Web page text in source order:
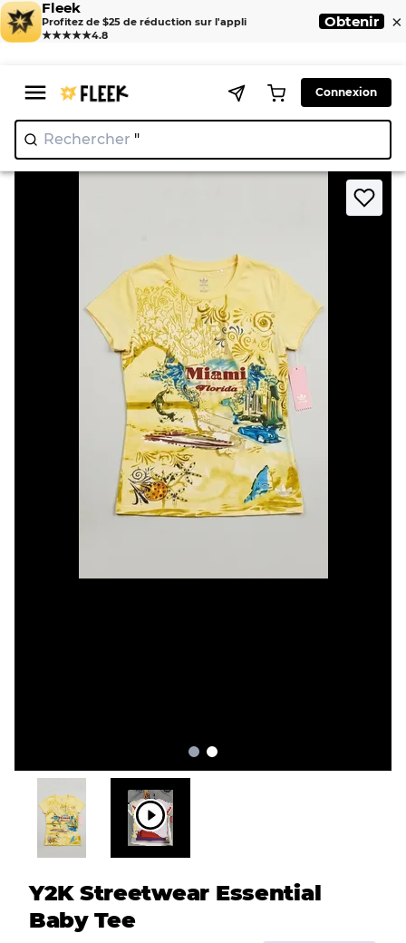
Fleek
Profitez de $25 de réduction sur l'appli
★★★★★4.8
Obtenir ×
Connexion
Rechercher "N
Home > T-Shirt > Y2K Streetwear Essential Baby Tee
Y2K Streetwear Essential
Baby Tee